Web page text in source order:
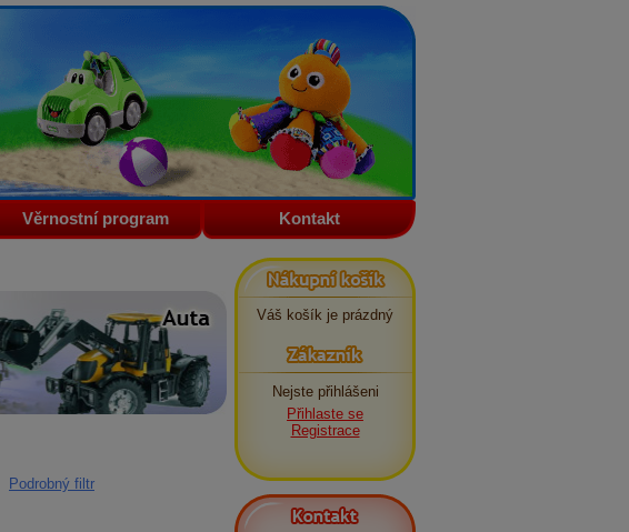
Věrnostní program Kontakt
Podrobný filtr
Nákupní košík
Váš košík je prázdný
Zákazník
Nejste přihlášeni
Přihlaste se
Registrace
Kontakt